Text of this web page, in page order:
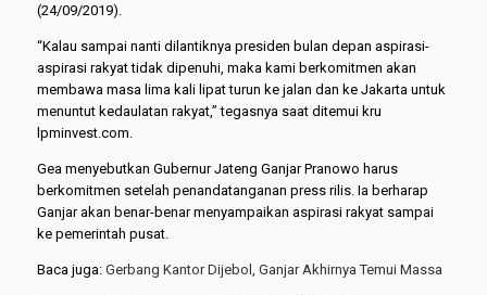
(24/09/2019).
“Kalau sampai nanti dilantiknya presiden bulan depan aspirasi-
aspirasi rakyat tidak dipenuhi, maka kami berkomitmen akan
membawa masa lima kali lipat turun ke jalan dan ke Jakarta untuk
menuntut kedaulatan rakyat,” tegasnya saat ditemui kru
lpminvest.com.
Gea menyebutkan Gubernur Jateng Ganjar Pranowo harus
berkomitmen setelah penandatanganan press rilis. Ia berharap
Ganjar akan benar-benar menyampaikan aspirasi rakyat sampai
ke pemerintah pusat.
Baca juga: Gerbang Kantor Dijebol, Ganjar Akhirnya Temui Massa